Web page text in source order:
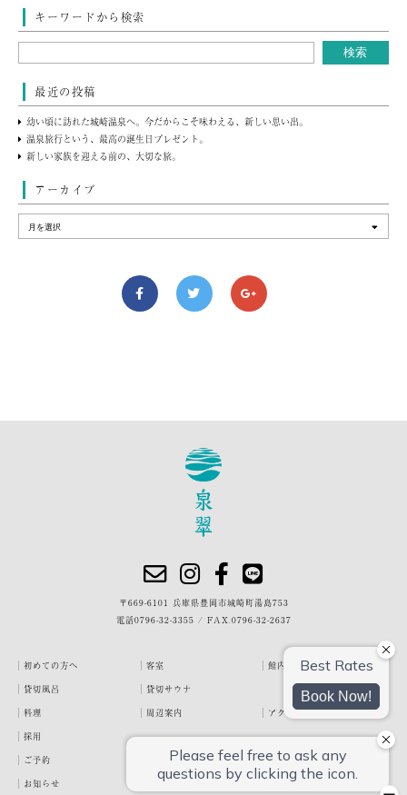
キーワードから検索
最近の投稿
幼い頃に訪れた城崎温泉へ。今だからこそ味わえる、新しい思い出。
温泉旅行という、最高の誕生日プレゼント。
新しい家族を迎える前の、大切な旅。
アーカイブ
〒669-6101 兵庫県豊岡市城崎町湯島753
電話0796-32-3355 / FAX.0796-32-2637
初めての方へ 客室
館内・施設
貸切風呂
貸切サウナ
料理
周辺案内
アクセス
採用
ご予約
宿泊約款
プライバシーポリシー
お知らせ
お客様の声 泉翠ブログ